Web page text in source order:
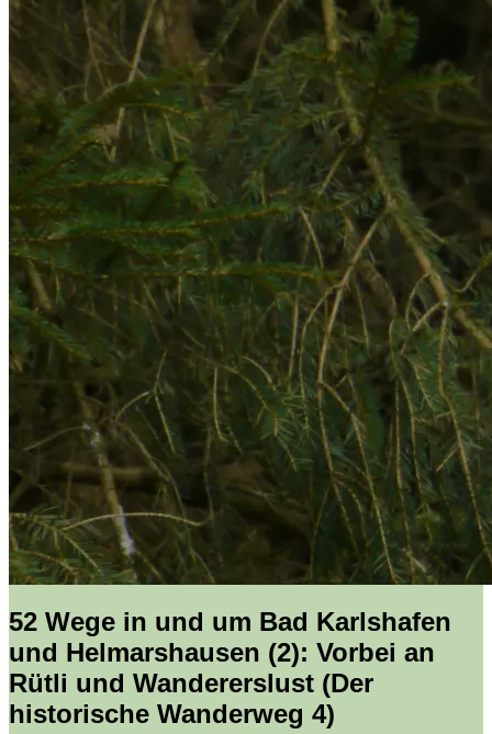
52 Wege in und um Bad Karlshafen
und Helmarshausen (2): Vorbei an
Rütli und Wandererslust (Der
historische Wanderweg 4)